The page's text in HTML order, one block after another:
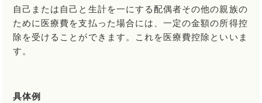
自己または自己と生計を一にする配偶者その他の親族の
ために医療費を支払った場合には、一定の金額の所得控
除を受けることができます。これを医療費控除といいま
す。
具体例